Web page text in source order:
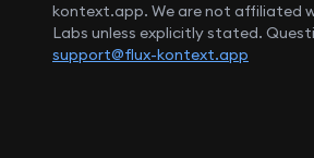
kontext.app. We are not affiliated
Labs unless explicitly stated.
support@flux-kontext.app